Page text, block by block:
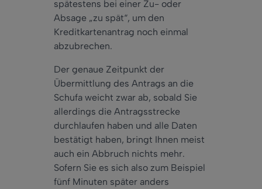
spätestens bei einer Zu- oder
Absage „zu spät“, um den
Kreditkartenantrag noch einmal
abzubrechen.
Der genaue Zeitpunkt der
Übermittlung des Antrags an die
Schufa weicht zwar ab, sobald Sie
allerdings die Antragsstrecke
durchlaufen haben und alle Daten
bestätigt haben, bringt Ihnen meist
auch ein Abbruch nichts mehr.
Sofern Sie es sich also zum Beispiel
fünf Minuten später anders